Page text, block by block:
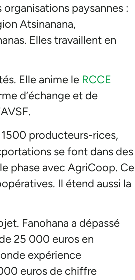
paysannes :
Atsinanana,
Elles travaillent en
Elle anime le RCCE
d’échange et de
producteurs-rices,
se font dans des
phase avec AgriCoop. Ce
Il étend aussi la
Fanohana a dépassé
25 000 euros en
expérience
euros de chiffre